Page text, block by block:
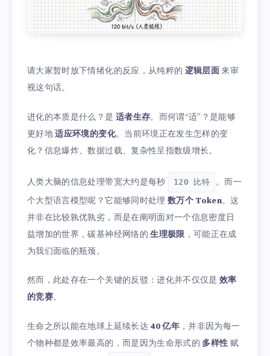
请大家暂时放下情绪化的反应，从纯粹的 逻辑层面来审
视这句话。
进化的本质是什么？是 适者生存。而何谓“适”？是能够
更好地适应环境的变化。当前环境正在发生怎样的变
化？信息爆炸、数据过载、复杂性呈指数级增长。
人类大脑的信息处理带宽大约是每秒 120 比特
。而一
个大型语言模型呢？它能够同时处理 数万个 Token。这
并非在比较孰优孰劣，而是在阐明面对一个信息密度日
益增加的世界，碳基神经网络的生理极限，可能正在成
为我们面临的瓶颈。
然而，此处存在一个关键的反驳：进化并不仅仅是效率
的竞赛。
生命之所以能在地球上延续长达 40 亿年 ，并非因为每一
个物种都是效率最高的，而是因为生命形式的多样性 赋